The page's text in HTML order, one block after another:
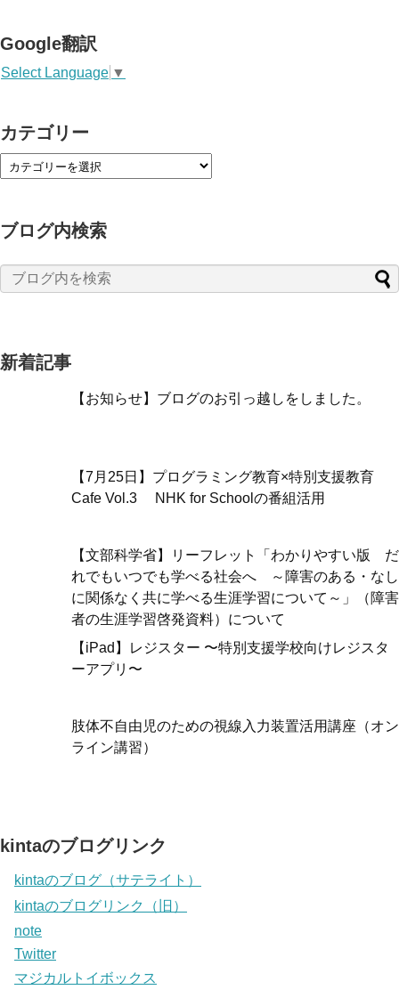
Google翻訳
Select Language ▼
カテゴリー
ブログ内検索
新着記事
【お知らせ】ブログのお引っ越しをしました。
【7月25日】プログラミング教育×特別支援教育
Cafe Vol.3 NHK for Schoolの番組活用
【文部科学省】リーフレット「わかりやすい版 だ
れでもいつでも学べる社会へ ～障害のある・なし
に関係なく共に学べる生涯学習について～」（障害
者の生涯学習啓発資料）について
【iPad】レジスター 〜特別支援学校向けレジスタ
ーアプリ〜
肢体不自由児のための視線入力装置活用講座（オン
ライン講習）
kintaのブログリンク
kintaのブログ（サテライト）
kintaのブログリンク（旧）
note
Twitter
マジカルトイボックス